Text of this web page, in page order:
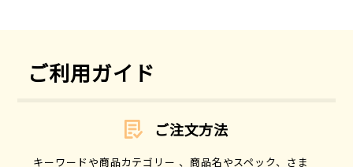
ご利用ガイド
ご注文方法
キーワードや商品カテゴリー 、商品名やスペック、さま